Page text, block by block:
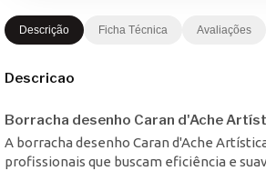
Descrição Ficha Técnica Avaliações
Descricao
Borracha desenho Caran d'Ache
A borracha desenho Caran d'Ache
profissionais que buscam eficiência e